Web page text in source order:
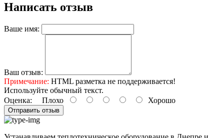
Написать отзыв
Ваше имя:
Ваш отзыв:
Примечание: HTML разметка не поддерживается!
Используйте обычный текст.
Оценка: Плохо Хорошо
Отправить отзыв